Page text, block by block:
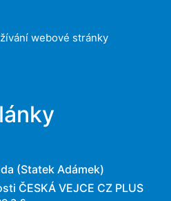
webové stránky
(Statek Adámek)
ČESKÁ VEJCE CZ PLUS